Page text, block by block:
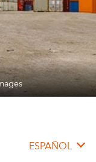
ESPAÑOL